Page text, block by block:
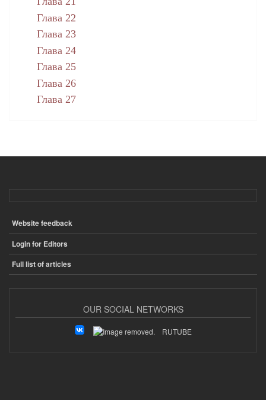
Глава 22
Глава 23
Глава 24
Глава 25
Глава 26
Глава 27
ПОДВАЛ
Website feedback
Login for Editors
Full list of articles
OUR SOCIAL NETWORKS
RUTUBE